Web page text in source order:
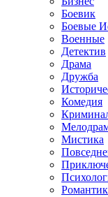
Боевик
Боевые
Военные
Детектив
Драма
Дружба
Комедия
Мистика